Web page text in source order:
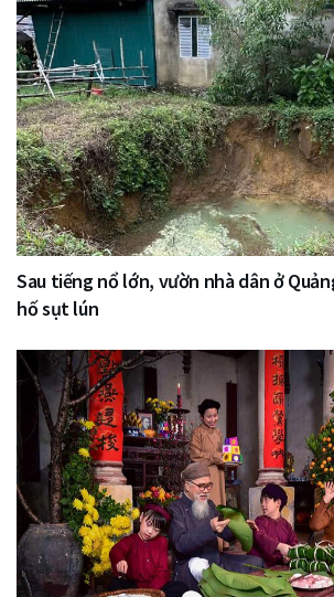
Sau tiếng nổ lớn, vườn nhà dân ở
hố sụt lún